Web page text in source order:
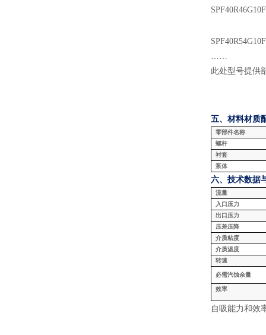
SPF40R46G10
SPF40R54G10
……
此处型号提供
五、材料材质
零部件名称
螺杆
衬套
泵体
六、技术数据
流量
入口压力
出口压力
压差压降
介质粘度
介质温度
转速
必需汽蚀余量
效率
自吸能力和效